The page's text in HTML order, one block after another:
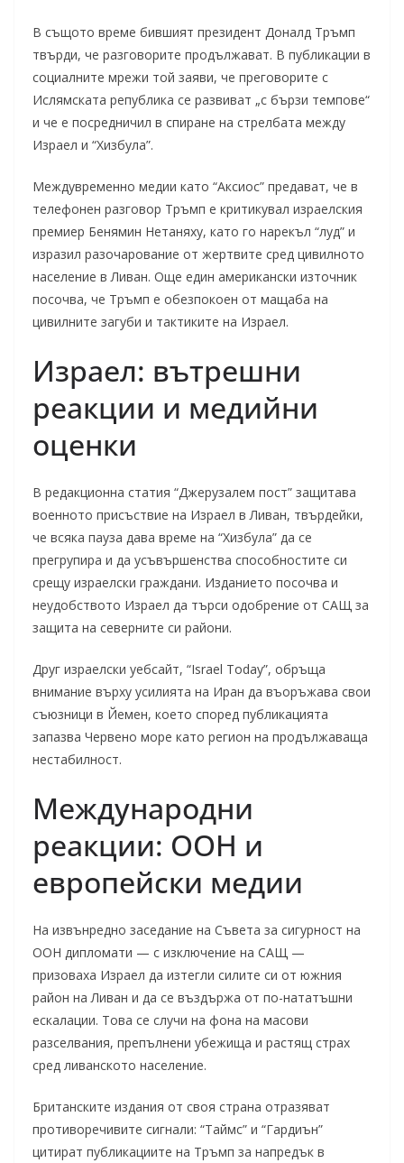
В същото време бившият президент Доналд Тръмп
твърди, че разговорите продължават. В публикации в
социалните мрежи той заяви, че преговорите с
Ислямската република се развиват „с бързи темпове“
и че е посредничил в спиране на стрелбата между
Израел и “Хизбула”.
Междувременно медии като “Аксиос” предават, че в
телефонен разговор Тръмп е критикувал израелския
премиер Бенямин Нетаняху, като го нарекъл “луд” и
изразил разочарование от жертвите сред цивилното
население в Ливан. Още един американски източник
посочва, че Тръмп е обезпокоен от мащаба на
цивилните загуби и тактиките на Израел.
Израел: вътрешни
реакции и медийни
оценки
В редакционна статия “Джерузалем пост” защитава
военното присъствие на Израел в Ливан, твърдейки,
че всяка пауза дава време на “Хизбула” да се
прегрупира и да усъвършенства способностите си
срещу израелски граждани. Изданието посочва и
неудобството Израел да търси одобрение от САЩ за
защита на северните си райони.
Друг израелски уебсайт, “Israel Today”, обръща
внимание върху усилията на Иран да въоръжава свои
съюзници в Йемен, което според публикацията
запазва Червено море като регион на продължаваща
нестабилност.
Международни
реакции: ООН и
европейски медии
На извънредно заседание на Съвета за сигурност на
ООН дипломати — с изключение на САЩ —
призоваха Израел да изтегли силите си от южния
район на Ливан и да се въздържа от по-нататъшни
ескалации. Това се случи на фона на масови
разселвания, препълнени убежища и растящ страх
сред ливанското население.
Британските издания от своя страна отразяват
противоречивите сигнали: “Таймс” и “Гардиън”
цитират публикациите на Тръмп за напредък в